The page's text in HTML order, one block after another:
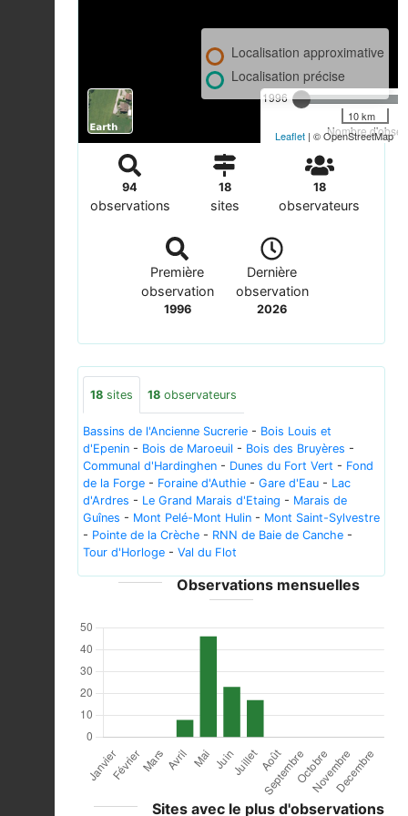
1996
Nombre
Localisation approximative
Localisation précise
10 km
Leaflet | © OpenStreetMap
94
observations
18
sites
18
observateurs
Première
observation
1996
Dernière
observation
2026
18 sites 18 observateurs
Bassins de l'Ancienne Sucrerie - Bois Louis et
d'Epenin - Bois de Maroeuil - Bois des Bruyères -
Communal d'Hardinghen - Dunes du Fort Vert - Fond
de la Forge - Foraine d'Authie - Gare d'Eau - Lac
d'Ardres - Le Grand Marais d'Etaing - Marais de
Guînes - Mont Pelé-Mont Hulin - Mont Saint-Sylvestre
- Pointe de la Crèche - RNN de Baie de Canche -
Tour d'Horloge - Val du Flot
Observations mensuelles
Sites avec le plus d'observations